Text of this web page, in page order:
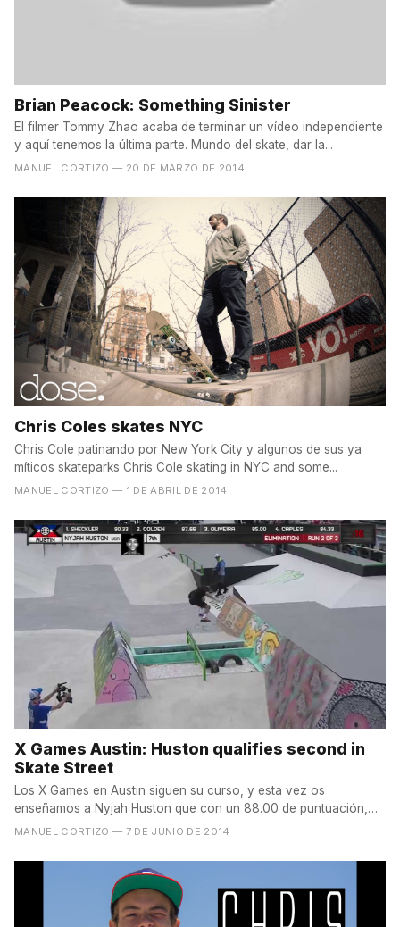
Brian Peacock: Something Sinister
El filmer Tommy Zhao acaba de terminar un vídeo independiente
y aquí tenemos la última parte. Mundo del skate, dar la...
MANUEL CORTIZO — 20 DE MARZO DE 2014
Chris Coles skates NYC
Chris Cole patinando por New York City y algunos de sus ya
míticos skateparks Chris Cole skating in NYC and some...
MANUEL CORTIZO — 1 DE ABRIL DE 2014
X Games Austin: Huston qualifies second in
Skate Street
Los X Games en Austin siguen su curso, y esta vez os
enseñamos a Nyjah Huston que con un 88.00 de puntuación,
pasa a...
MANUEL CORTIZO — 7 DE JUNIO DE 2014